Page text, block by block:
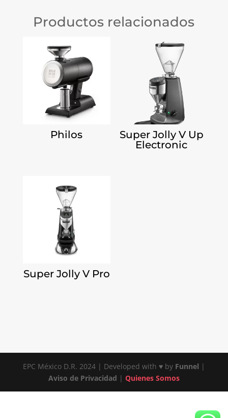
Productos relacionados
Philos
Super Jolly V Up
Electronic
Super Jolly V Pro
EPC México D.R. 2024 | Developed with ♥ by Funnel |
Aviso de Privacidad | Quienes Somos